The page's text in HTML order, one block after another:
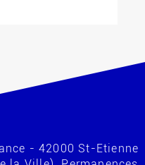
- 42000 St-Etienne